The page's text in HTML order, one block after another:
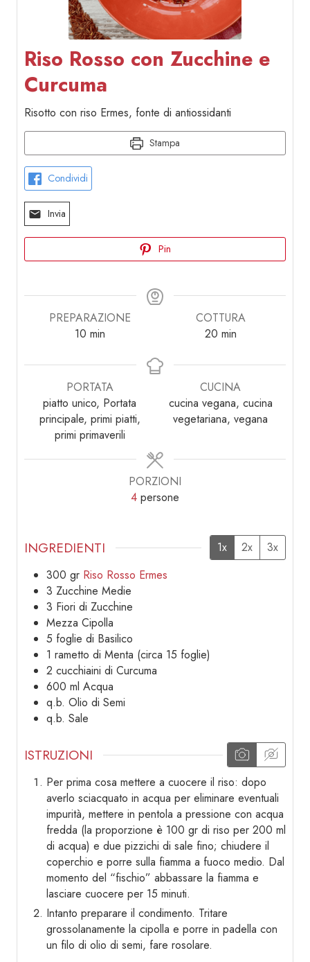
Riso Rosso con Zucchine e
Curcuma
Risotto con riso Ermes, fonte di antiossidanti
Stampa
Condividi
Invia
Pin
PREPARAZIONE
10minuti
min
COTTURA
20minuti
min
PORTATA
piatto unico, Portata
principale, primi piatti,
primi primaverili
CUCINA
cucina vegana, cucina
vegetariana, vegana
PORZIONI
4 persone
INGREDIENTI 1x 2x
3x
300 gr Riso Rosso Ermes
3 Zucchine Medie
3 Fiori di Zucchine
Mezza Cipolla
5 foglie di Basilico
1 rametto di Menta (circa 15 foglie)
2 cucchiaini di Curcuma
600 ml Acqua
q.b. Olio di Semi
q.b. Sale
ISTRUZIONI
Per prima cosa mettere a cuocere il riso: dopo
averlo sciacquato in acqua per eliminare eventuali
impurità, mettere in pentola a pressione con acqua
fredda (la proporzione è 100 gr di riso per 200 ml
di acqua) e due pizzichi di sale fino; chiudere il
coperchio e porre sulla fiamma a fuoco medio. Dal
momento del “fischio” abbassare la fiamma e
lasciare cuocere per 15 minuti.
Intanto preparare il condimento. Tritare
grossolanamente la cipolla e porre in padella con
un filo di olio di semi, fare rosolare.